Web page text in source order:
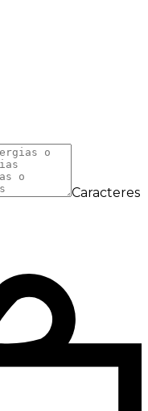
Caracteres